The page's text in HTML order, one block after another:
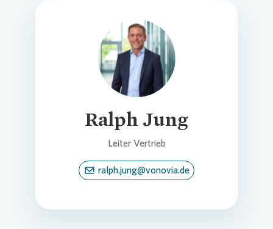
Loading...
Ralph Jung
Leiter Vertrieb
ralph.jung@vonovia.de